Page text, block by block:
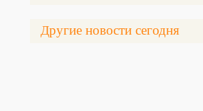
Другие новости сегодня